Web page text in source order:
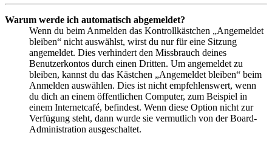
Warum werde ich automatisch abgemeldet?
Wenn du beim Anmelden das Kontrollkästchen „Angemeldet
bleiben“ nicht auswählst, wirst du nur für eine Sitzung
angemeldet. Dies verhindert den Missbrauch deines
Benutzerkontos durch einen Dritten. Um angemeldet zu
bleiben, kannst du das Kästchen „Angemeldet bleiben“ beim
Anmelden auswählen. Dies ist nicht empfehlenswert, wenn
du dich an einem öffentlichen Computer, zum Beispiel in
einem Internetcafé, befindest. Wenn diese Option nicht zur
Verfügung steht, dann wurde sie vermutlich von der Board-
Administration ausgeschaltet.